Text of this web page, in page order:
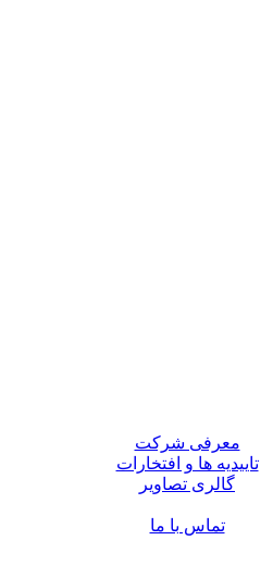
معرفی شرکت
تاییدیه ها و افتخارات
گالری تصاویر
تماس با ما